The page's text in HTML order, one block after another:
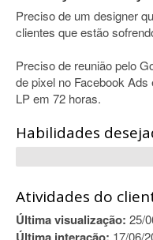
Preciso de um designer
clientes que estão
Preciso de reunião pelo
de pixel no Facebook
LP em 72 horas.
Habilidades
Atividades do
Última visualização: 25/
17/06/